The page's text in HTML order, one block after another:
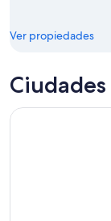
Ver propiedades
Ciudades